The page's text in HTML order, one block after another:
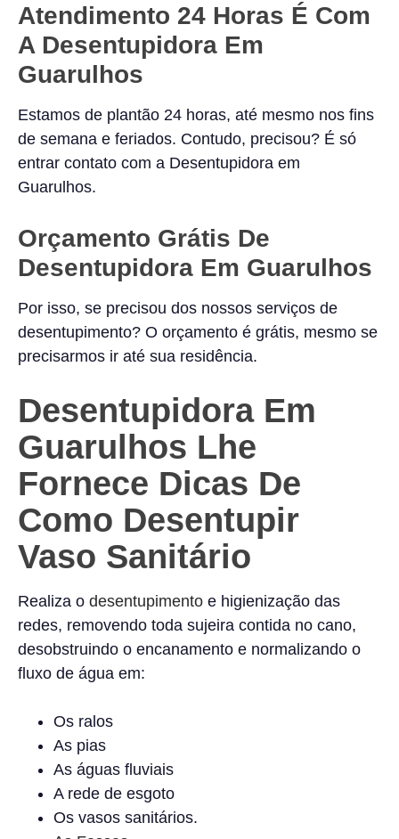
Atendimento 24 Horas É Com
A Desentupidora Em
Guarulhos
Estamos de plantão 24 horas, até mesmo nos fins
de semana e feriados. Contudo, precisou? É só
entrar contato com a Desentupidora em
Guarulhos.
Orçamento Grátis De
Desentupidora Em Guarulhos
Por isso, se precisou dos nossos serviços de
desentupimento? O orçamento é grátis, mesmo se
precisarmos ir até sua residência.
Desentupidora Em
Guarulhos Lhe
Fornece Dicas De
Como Desentupir
Vaso Sanitário
Realiza o desentupimento e higienização das
redes, removendo toda sujeira contida no cano,
desobstruindo o encanamento e normalizando o
fluxo de água em:
Os ralos
As pias
As águas fluviais
A rede de esgoto
Os vasos sanitários.